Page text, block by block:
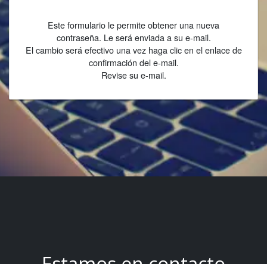
Este formulario le permite obtener una nueva
contraseña. Le será enviada a su e-mail.
El cambio será efectivo una vez haga clic en el enlace de
confirmación del e-mail.
Revise su e-mail.